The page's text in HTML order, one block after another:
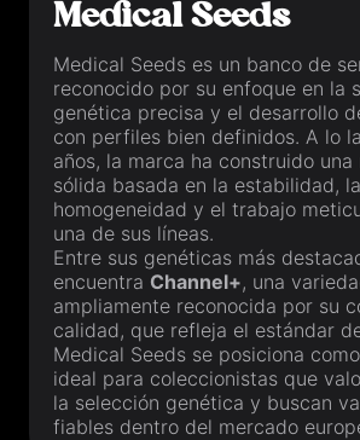
Medical Seeds
Medical Seeds es un banco de
reconocido por su enfoque en la
genética precisa y el desarrollo
con perfiles bien definidos. A lo
años, la marca ha construido
sólida basada en la estabilidad, la
homogeneidad y el trabajo
una de sus líneas.
Entre sus genéticas más
encuentra Channel+, una
ampliamente reconocida por su
calidad, que refleja el estándar
Medical Seeds se posiciona
ideal para coleccionistas que
la selección genética y buscan
fiables dentro del mercado